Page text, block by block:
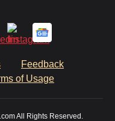
Feedback
of Usage
All Rights Reserved.